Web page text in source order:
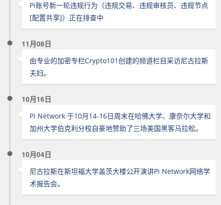
Pi账号新一轮违规行为（违规交易、违规审核员、违规节点
[配置共享]）正在排查中
11月08日
由专业的加密专栏Crypto101创建的频道栏目采访尼古拉斯
夫妇。
10月16日
Pi Network 于10月14-16日周末在哈佛大学、康奈尔大学和
加州大学伯克利分校自豪地赞助了三场美国黑客马拉松。
10月04日
尼古拉斯在斯坦福大学盖茨大楼公开演讲Pi Network网络学
术报告会。